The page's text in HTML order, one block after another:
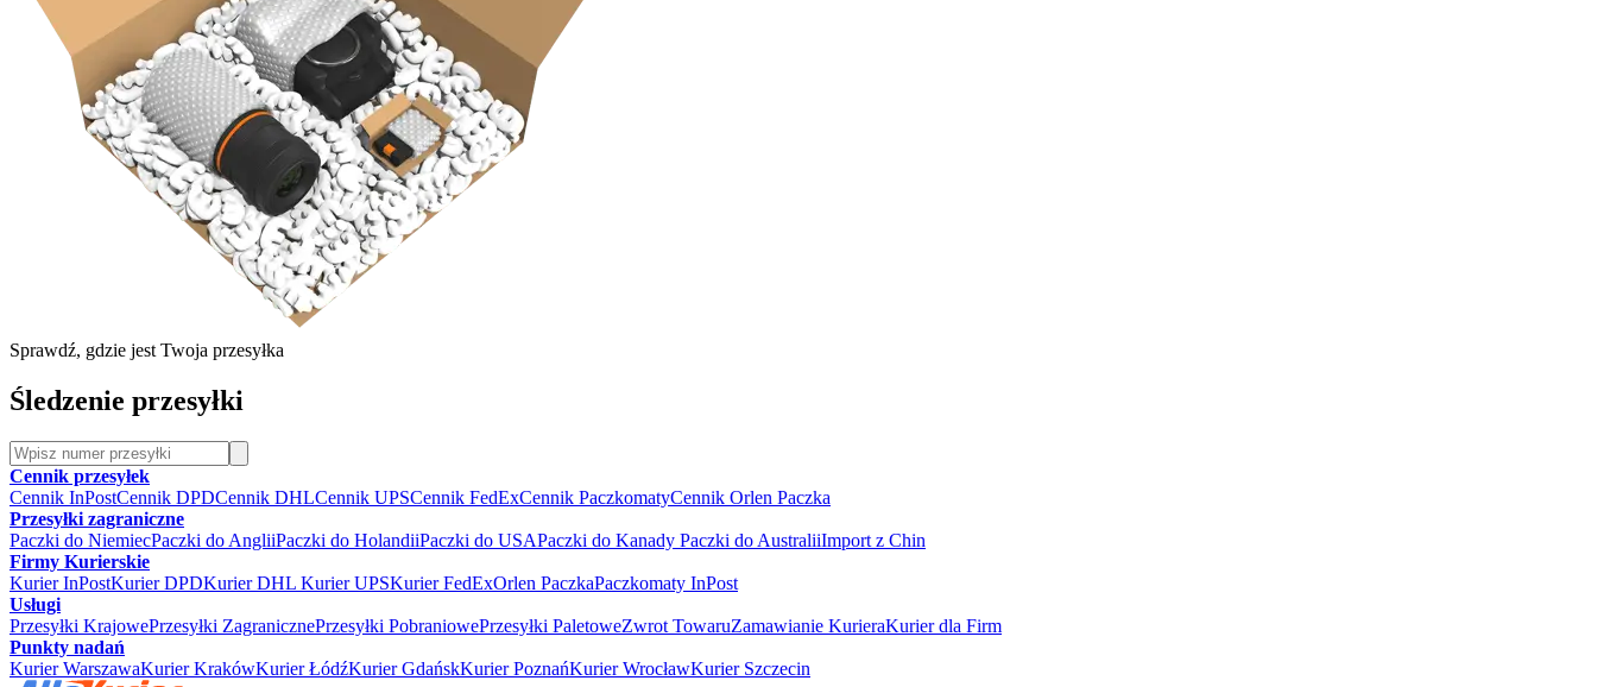
Sprawdź, gdzie jest Twoja przesyłka
Śledzenie przesyłki
Cennik przesyłek
Cennik InPostCennik DPDCennik DHLCennik UPSCennik FedExCennik PaczkomatyCennik Orlen Paczka
Przesyłki zagraniczne
Paczki do NiemiecPaczki do AngliiPaczki do HolandiiPaczki do USAPaczki do Kanady Paczki do AustraliiImport z Chin
Firmy Kurierskie
Kurier InPostKurier DPDKurier DHL Kurier UPSKurier FedExOrlen PaczkaPaczkomaty InPost
Usługi
Przesyłki KrajowePrzesyłki ZagranicznePrzesyłki PobraniowePrzesyłki PaletoweZwrot TowaruZamawianie KurieraKurier dla Firm
Punkty nadań
Kurier WarszawaKurier KrakówKurier ŁódźKurier GdańskKurier PoznańKurier WrocławKurier Szczecin